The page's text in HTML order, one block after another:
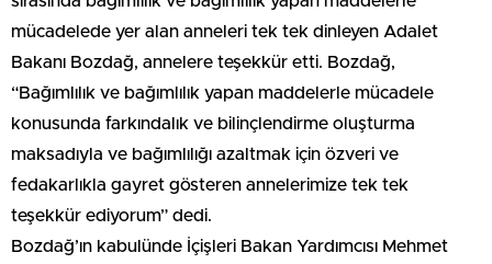
mücadelede yer alan anneleri tek tek dinleyen Adalet
Bakanı Bozdağ, annelere teşekkür etti. Bozdağ,
“Bağımlılık ve bağımlılık yapan maddelerle mücadele
konusunda farkındalık ve bilinçlendirme oluşturma
maksadıyla ve bağımlılığı azaltmak için özveri ve
fedakarlıkla gayret gösteren annelerimize tek tek
teşekkür ediyorum” dedi.
Bozdağ’ın kabulünde İçişleri Bakan Yardımcısı Mehmet